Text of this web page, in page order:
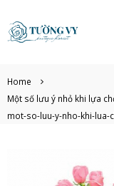
Home
Một số lưu ý nhỏ khi lựa
mot-so-luu-y-nho-khi-lua-